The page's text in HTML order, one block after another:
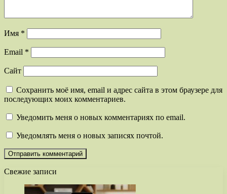
Имя *
Email *
Сайт
Сохранить моё имя, email и адрес сайта в этом браузере для
последующих моих комментариев.
Уведомить меня о новых комментариях по email.
Уведомлять меня о новых записях почтой.
Свежие записи